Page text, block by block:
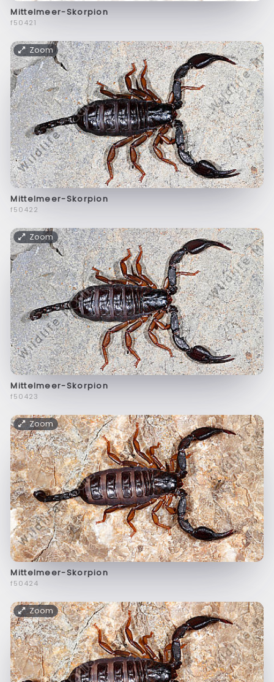
Mittelmeer-Skorpion
f50421
Zoom
Mittelmeer-Skorpion
f50422
Zoom
Mittelmeer-Skorpion
f50423
Zoom
Mittelmeer-Skorpion
f50424
Zoom